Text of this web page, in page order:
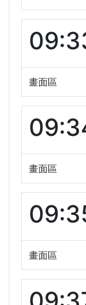
畫面區
畫面區
畫面區